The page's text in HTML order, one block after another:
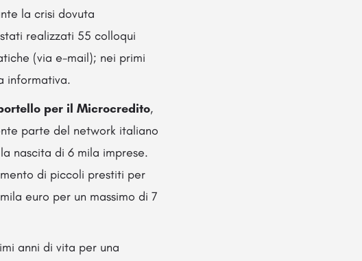
la crisi dovuta
realizzati 55 colloqui
(via e-mail); nei primi
informativa.
per il Microcredito,
parte del network italiano
nascita di 6 mila imprese.
di piccoli prestiti per
euro per un massimo di 7
anni di vita per una